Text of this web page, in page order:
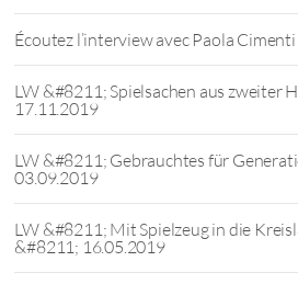
Écoutez l’interview avec Paola
LW &#8211; Spielsachen aus zweiter
17.11.2019
LW &#8211; Gebrauchtes für
03.09.2019
LW &#8211; Mit Spielzeug in die
&#8211; 16.05.2019